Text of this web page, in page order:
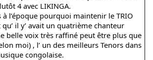
4 avec LIKINGA.
à l’époque pourquoi maintenir le TRIO
il y’ avait un quatrième chanteur
belle voix très raffiné peut être plus que
moi) , l’ un des meilleurs Tenors dans
congolaise.